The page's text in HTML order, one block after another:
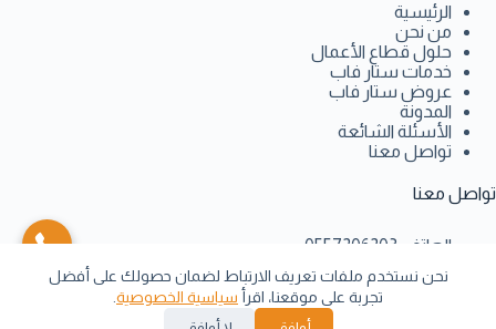
نحن نستخدم ملفات تعريف الارتباط لضمان حصولك على أفضل
تجربة على موقعنا، اقرأ سياسية الخصوصية
الرئيسية
من نحن
حلول قطاع الأعمال
خدمات ستار فاب
عروض ستار فاب
المدونة
الأسئلة الشائعة
تواصل معنا
تواصل معنا
الهاتف: 0557206203
info@starfab-group.com
العنوان:مركز السحاب جدة حي الواحه الدور الاول
مكتب رقم 101